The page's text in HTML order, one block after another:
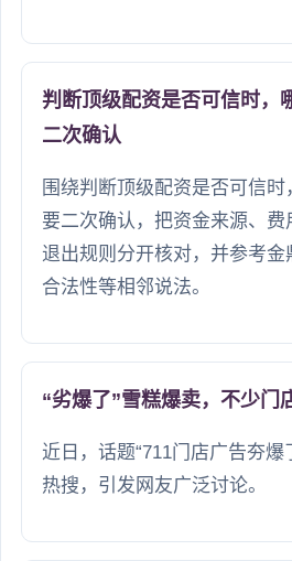
判断顶级配资是否可信时，
二次确认
围绕判断顶级配资是否可信
要二次确认，把资金来源、费
退出规则分开核对，并参考金
合法性等相邻说法。
“劣爆了”雪糕爆卖，不少门
近日，话题“711门店广告夯爆
热搜，引发网友广泛讨论。